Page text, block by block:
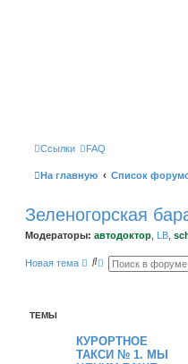
Ссылки FAQ
На главную Список
Зеленогорская
Модераторы: автодоктор LB
Новая тема
П Р
н
н
ы
ТЕМЫ
КУРОРТНОЕ
ТАКСИ № 1. МЫ